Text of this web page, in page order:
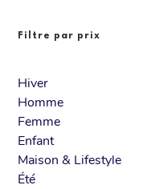
Filtre par prix
Hiver
Homme
Femme
Enfant
Maison & Lifestyle
Été